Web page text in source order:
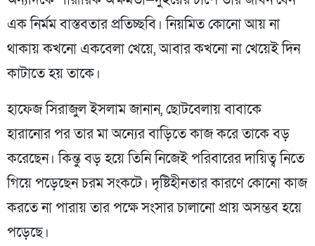
এক নির্মম বাস্তবতার প্রতিচ্ছবি। নিয়মিত কোনো আয় না
থাকায় কখনো একবেলা খেয়ে, আবার কখনো না খেয়েই দিন
কাটাতে হয় তাকে।
হাফেজ সিরাজুল ইসলাম জানান, ছোটবেলায় বাবাকে
হারানোর পর তার মা অন্যের বাড়িতে কাজ করে তাকে বড়
করেছেন। কিন্তু বড় হয়ে তিনি নিজেই পরিবারের দায়িত্ব নিতে
গিয়ে পড়েছেন চরম সংকটে। দৃষ্টিহীনতার কারণে কোনো কাজ
করতে না পারায় তার পক্ষে সংসার চালানো প্রায় অসম্ভব হয়ে
পড়েছে।